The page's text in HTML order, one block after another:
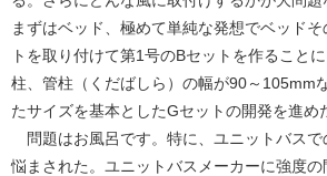
まずはベッド、極めて単純な発想でベッド
トを取り付けて第1号のBセットを作ること
柱、管柱（くだばしら）の幅が90～105mm
たサイズを基本としたGセットの開発を進め
問題はお風呂です。特に、ユニットバスで
悩まされた。ユニットバスメーカーに強度